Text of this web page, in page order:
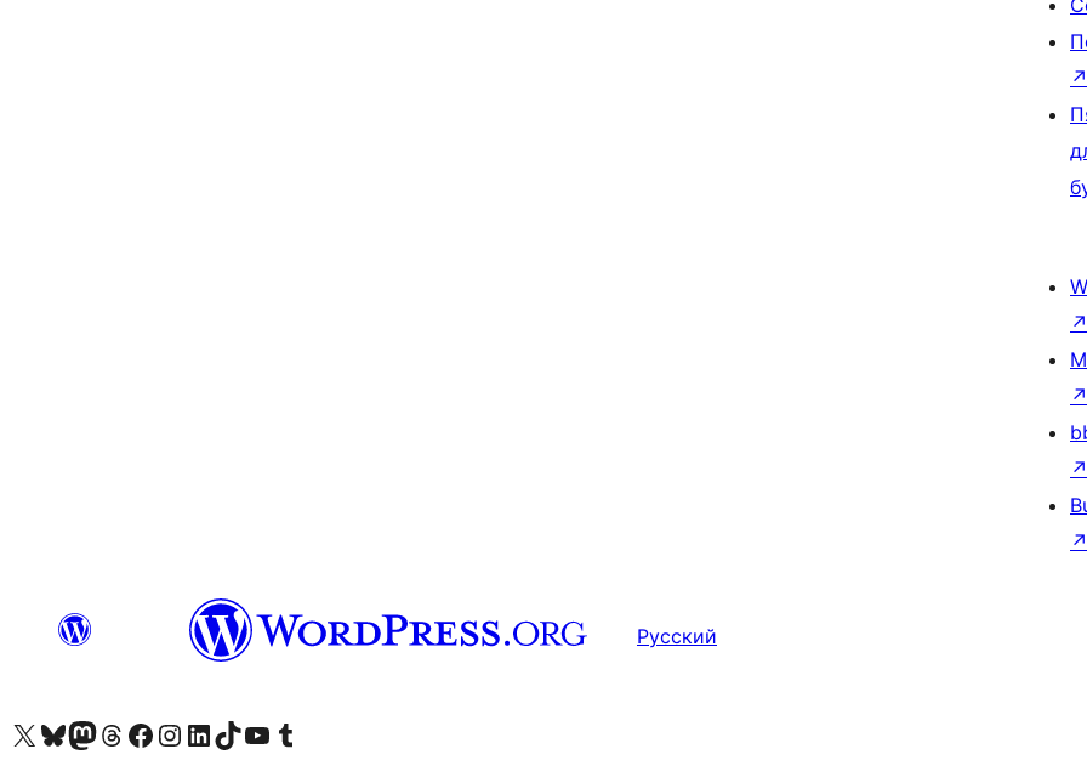
↗
↗
↗
↗
↗
Русский
Посетите нас в X (ранее Twitter)
Посетите нашу учётную запись в Bluesky
Посетите нашу ленту в Mastodon
Посетите нашу учётную запись в Threads
Посетите нашу страницу на Facebook
Посетите наш Instagram
Посетите нашу страницу в LinkedIn
Посетите нашу учётную запись в TikTok
Посетите наш канал YouTube
Посетите нашу учётную запись в Tumblr